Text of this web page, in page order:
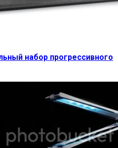
набор прогрессивного